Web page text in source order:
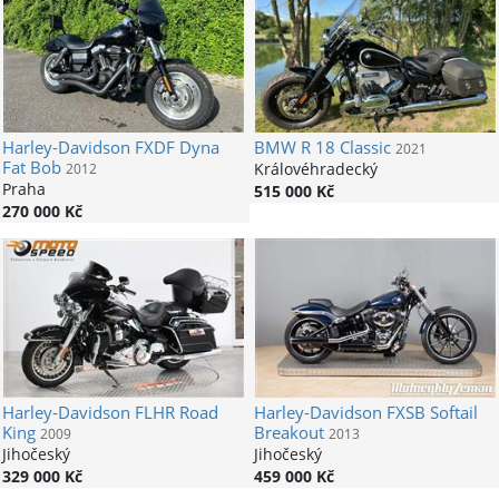
Harley-Davidson FXDF Dyna
Fat Bob 2012
Praha
270 000 Kč
BMWR 18 Classic 2021
Královéhradecký
515 000 Kč
Harley-Davidson FLHR Road
King 2009
Jihočeský
329 000 Kč
Harley-Davidson FXSB Softail
Breakout 2013
Jihočeský
459 000 Kč